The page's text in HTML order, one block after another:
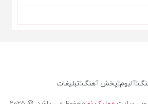
علیرضا طلیسچی به نام نداریم از تو بهتر
آلبوم پخش آهنگ تبلیغات